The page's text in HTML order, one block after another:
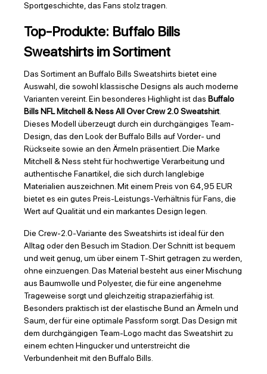
Sportgeschichte, das Fans stolz tragen.
Top-Produkte: Buffalo Bills
Sweatshirts im Sortiment
Das Sortiment an Buffalo Bills Sweatshirts bietet eine
Auswahl, die sowohl klassische Designs als auch moderne
Varianten vereint. Ein besonderes Highlight ist das Buffalo
Bills NFL Mitchell & Ness All Over Crew 2.0 Sweatshirt.
Dieses Modell überzeugt durch ein durchgängiges Team-
Design, das den Look der Buffalo Bills auf Vorder- und
Rückseite sowie an den Ärmeln präsentiert. Die Marke
Mitchell & Ness steht für hochwertige Verarbeitung und
authentische Fanartikel, die sich durch langlebige
Materialien auszeichnen. Mit einem Preis von 64,95 EUR
bietet es ein gutes Preis-Leistungs-Verhältnis für Fans, die
Wert auf Qualität und ein markantes Design legen.
Die Crew-2.0-Variante des Sweatshirts ist ideal für den
Alltag oder den Besuch im Stadion. Der Schnitt ist bequem
und weit genug, um über einem T-Shirt getragen zu werden,
ohne einzuengen. Das Material besteht aus einer Mischung
aus Baumwolle und Polyester, die für eine angenehme
Trageweise sorgt und gleichzeitig strapazierfähig ist.
Besonders praktisch ist der elastische Bund an Ärmeln und
Saum, der für eine optimale Passform sorgt. Das Design mit
dem durchgängigen Team-Logo macht das Sweatshirt zu
einem echten Hingucker und unterstreicht die
Verbundenheit mit den Buffalo Bills.